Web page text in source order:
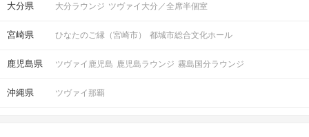
大分県 大分ラウンジ ツヴァイ大分／全席半個室
宮崎県 ひなたのご縁（宮崎市） 都城市総合文化ホール
鹿児島県 ツヴァイ鹿児島 鹿児島ラウンジ 霧島国分ラウンジ
沖縄県 ツヴァイ那覇